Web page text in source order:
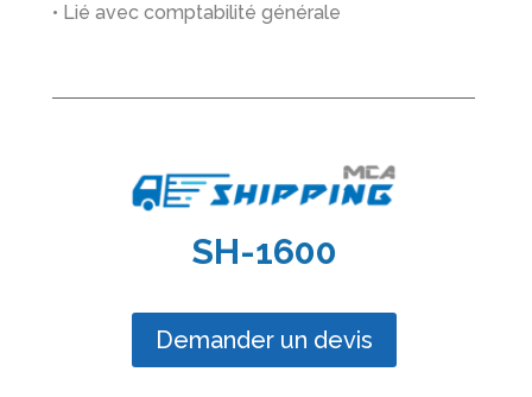
• Lié avec comptabilité générale
SH-1600
Demander un devis